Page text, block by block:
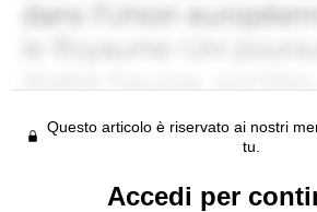
Questo articolo è riservato ai nostri
tu.
Accedi per